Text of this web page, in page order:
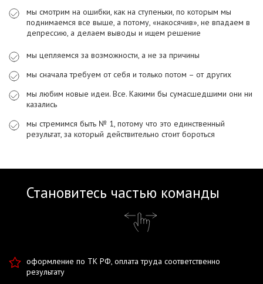
мы смотрим на ошибки, как на ступеньки, по которым мы
поднимаемся все выше, а потому, «накосячив», не впадаем в
депрессию, а делаем выводы и ищем решение
мы цепляемся за возможности, а не за причины
мы сначала требуем от себя и только потом – от других
мы любим новые идеи. Все. Какими бы сумасшедшими они ни
казались
мы стремимся быть № 1, потому что это единственный
результат, за который действительно стоит бороться
Становитесь частью команды
оформление по ТК РФ, оплата труда соответственно
результату